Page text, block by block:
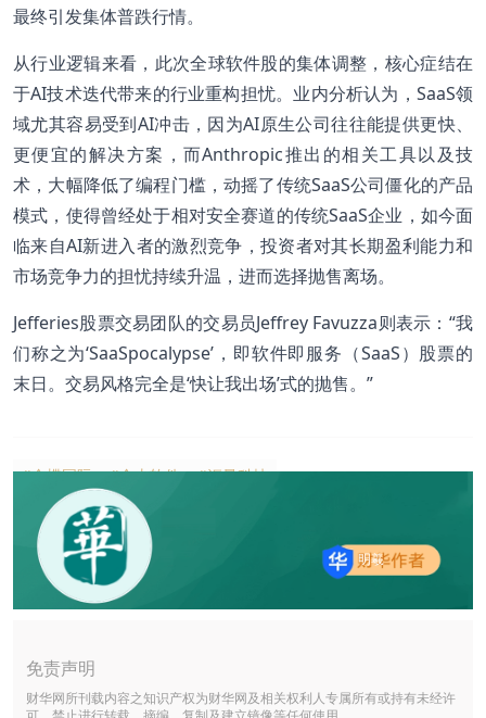
最终引发集体普跌行情。
从行业逻辑来看，此次全球软件股的集体调整，核心症结在
于AI技术迭代带来的行业重构担忧。业内分析认为，SaaS领
域尤其容易受到AI冲击，因为AI原生公司往往能提供更快、
更便宜的解决方案，而Anthropic推出的相关工具以及技
术，大幅降低了编程门槛，动摇了传统SaaS公司僵化的产品
模式，使得曾经处于相对安全赛道的传统SaaS企业，如今面
临来自AI新进入者的激烈竞争，投资者对其长期盈利能力和
市场竞争力的担忧持续升温，进而选择抛售离场。
Jefferies股票交易团队的交易员Jeffrey Favuzza则表示：“我
们称之为‘SaaSpocalypse’，即软件即服务（SaaS）股票的
末日。交易风格完全是‘快让我出场’式的抛售。”
#金蝶国际 #金山软件 #汇量科技
明羲
免责声明
财华网所刊载内容之知识产权为财华网及相关权利人专属所有或持有未经许